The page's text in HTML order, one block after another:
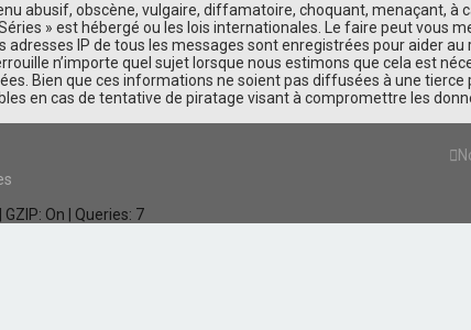
abusif, obscène, vulgaire, diffamatoire, choquant, menaçant,
Séries » est hébergé ou les lois internationales. Le faire peut
adresses IP de tous les messages sont enregistrées pour aider
n’importe quel sujet lorsque nous estimons que cela est
Bien que ces informations ne soient pas diffusées à une
en cas de tentative de piratage visant à compromettre les
On | Queries: 7